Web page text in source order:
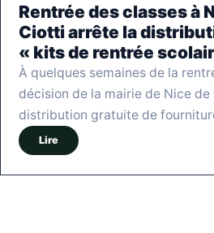
Rentrée des classes à
Ciotti arrête la
« kits de rentrée
À quelques semaines de la
décision de la mairie de Nice
distribution gratuite de
Lire